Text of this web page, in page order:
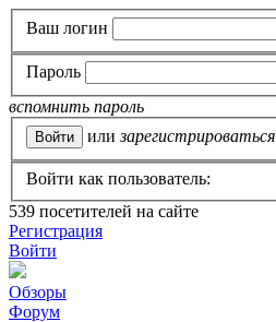
Ваш логин
Пароль
вспомнить пароль
или зарегистрироваться
Войти как пользователь:
539 посетителей на сайте
Регистрация
Войти
Обзоры
Форум